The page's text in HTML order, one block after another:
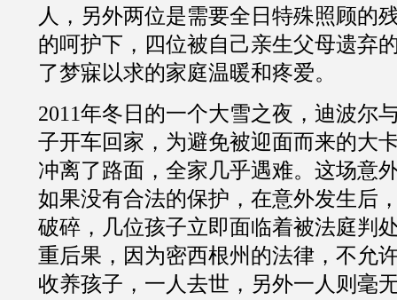
人，另外两位是需要全日特殊照顾的
的呵护下，四位被自己亲生父母遗弃
了梦寐以求的家庭温暖和疼爱。
2011年冬日的一个大雪之夜，迪波尔
子开车回家，为避免被迎面而来的大
冲离了路面，全家几乎遇难。这场意
如果没有合法的保护，在意外发生后
破碎，几位孩子立即面临着被法庭判
重后果，因为密西根州的法律，不允
收养孩子，一人去世，另外一人则毫